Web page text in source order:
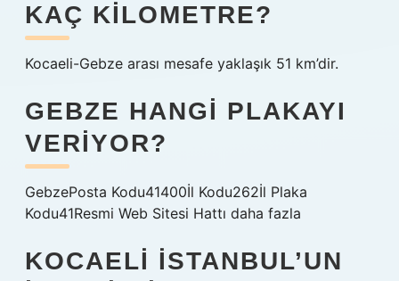
KAÇ KILOMETRE?
Kocaeli-Gebze arası mesafe yaklaşık 51 km’dir.
GEBZE HANGI PLAKAYI
VERIYOR?
GebzePosta Kodu41400İl Kodu262İl Plaka
Kodu41Resmi Web Sitesi Hattı daha fazla
KOCAELI İSTANBUL’UN